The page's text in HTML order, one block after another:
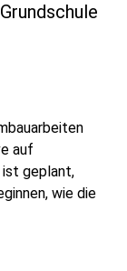
auf
ist geplant,
wie die